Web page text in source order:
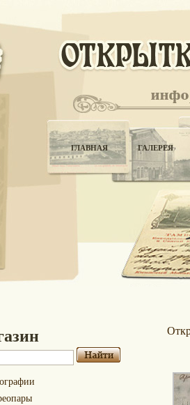
ГЛАВНАЯ ГАЛЕРЕЯ